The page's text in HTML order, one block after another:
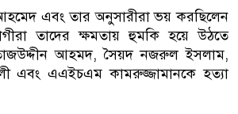
এবং তার অনুসারীরা ভয় করছিলেন
তাদের ক্ষমতায় হুমকি হয়ে উঠতে
আহমদ, সৈয়দ নজরুল ইসলাম,
এবং এএইচএম কামরুজ্জামানকে হত্যা